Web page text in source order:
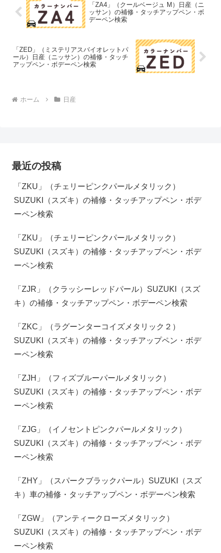
「ZA4」（クールベージュ M）日産（ニ
ッサン）の補修・タッチアップペン・ボ
デーペン検索
「ZED」（ミステリアスバイオレットパ
ール）日産（ニッサン）の補修・タッチ
アップペン・ボデーペン検索
ホーム 日産
最近の投稿
「ZKU」（チェリーピンクパールメタリック）
SUZUKI（スズキ）の補修・タッチアップペン・ボデ
ーペン検索
「ZKU」（チェリーピンクパールメタリック）
SUZUKI（スズキ）の補修・タッチアップペン・ボデ
ーペン検索
「ZJR」（クラッシーレッドパール）SUZUKI（スズ
キ）の補修・タッチアップペン・ボデーペン検索
「ZKC」（ラグーンターコイズメタリック２）
SUZUKI（スズキ）の補修・タッチアップペン・ボデ
ーペン検索
「ZJH」（フィズブルーパールメタリック）
SUZUKI（スズキ）の補修・タッチアップペン・ボデ
ーペン検索
「ZJG」（イノセントピンクパールメタリック）
SUZUKI（スズキ）の補修・タッチアップペン・ボデ
ーペン検索
「ZHY」（スパークブラックパール）SUZUKI（スズ
キ）車の補修・タッチアップペン・ボデーペン検索
「ZGW」（アンティークローズメタリック）
SUZUKI（スズキ）の補修・タッチアップペン・ボデ
ーペン検索